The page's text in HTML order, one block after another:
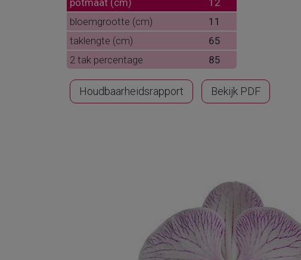
potmaat (cm)
12
bloemgrootte (cm)
11
taklengte (cm)
65
2 tak percentage
85
Houdbaarheidsrapport Bekijk PDF